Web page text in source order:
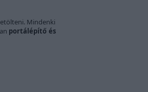
Mindenki
portálépítő és